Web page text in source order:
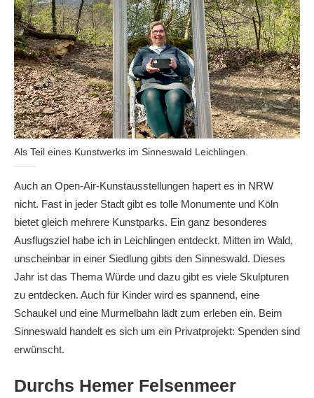
Als Teil eines Kunstwerks im Sinneswald Leichlingen.
Auch an Open-Air-Kunstausstellungen hapert es in NRW
nicht. Fast in jeder Stadt gibt es tolle Monumente und Köln
bietet gleich mehrere Kunstparks. Ein ganz besonderes
Ausflugsziel habe ich in Leichlingen entdeckt. Mitten im Wald,
unscheinbar in einer Siedlung gibts den Sinneswald. Dieses
Jahr ist das Thema Würde und dazu gibt es viele Skulpturen
zu entdecken. Auch für Kinder wird es spannend, eine
Schaukel und eine Murmelbahn lädt zum erleben ein. Beim
Sinneswald handelt es sich um ein Privatprojekt: Spenden sind
erwünscht.
Durchs Hemer Felsenmeer